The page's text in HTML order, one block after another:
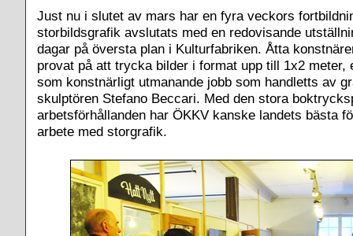
Just nu i slutet av mars har en fyra veckors
storbildsgrafik avslutats med en redovisande
dagar på översta plan i Kulturfabriken. Åtta
provat på att trycka bilder i format upp till 1x2 meter,
som konstnärligt utmanande jobb som handletts av
skulptören Stefano Beccari. Med den stora
arbetsförhållanden har ÖKKV kanske landets bästa
arbete med storgrafik.